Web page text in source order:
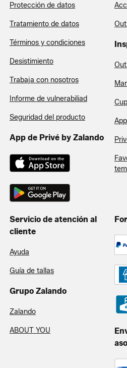
Protección de datos
Tratamiento de datos
Términos y condiciones
Desistimiento
Trabaja con nosotros
Informe de vulnerabiliad
Seguridad del producto
App de Privé by Zalando
App
Servicio de atención al
cliente
Ayuda
Guía de tallas
Grupo Zalando
Zalando
ABOUT YOU